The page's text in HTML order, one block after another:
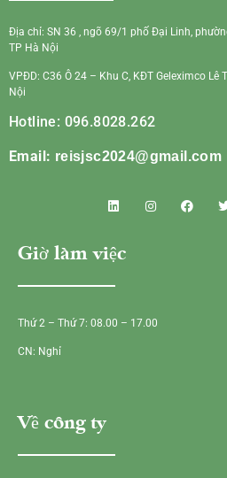
Địa chỉ: SN 36 , ngõ 69/1 phố Đại Linh,
TP Hà Nội
VPĐD: C36 Ô 24 – Khu C, KĐT Geleximco Lê
Nội
Hotline: 096.8028.262
Email: reisjsc2024@gmail.com
Giờ làm việc
Thứ 2 – Thứ 7: 08.00 – 17.00
CN: Nghỉ
Về công ty